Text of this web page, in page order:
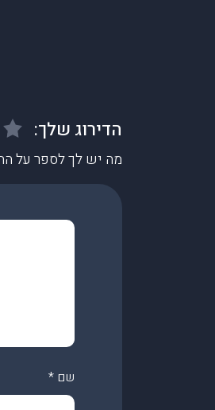
מה יש לך לספר על
שם *